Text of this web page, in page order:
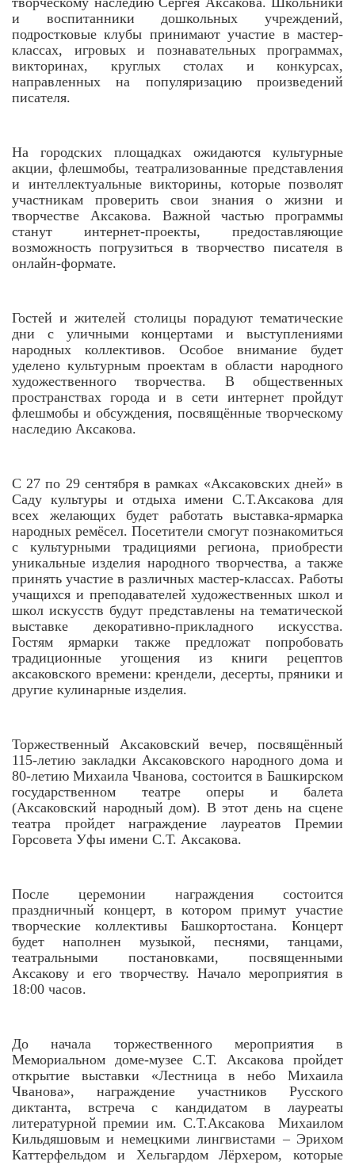
и воспитанники дошкольных учреждений,
подростковые клубы принимают участие в мастер-
классах, игровых и познавательных программах,
викторинах, круглых столах и конкурсах,
направленных на популяризацию произведений
писателя.
На городских площадках ожидаются культурные
акции, флешмобы, театрализованные представления
и интеллектуальные викторины, которые позволят
участникам проверить свои знания о жизни и
творчестве Аксакова. Важной частью программы
станут интернет-проекты, предоставляющие
возможность погрузиться в творчество писателя в
онлайн-формате.
Гостей и жителей столицы порадуют тематические
дни с уличными концертами и выступлениями
народных коллективов. Особое внимание будет
уделено культурным проектам в области народного
художественного творчества. В общественных
пространствах города и в сети интернет пройдут
флешмобы и обсуждения, посвящённые творческому
наследию Аксакова.
С 27 по 29 сентября в рамках «Аксаковских дней» в
Саду культуры и отдыха имени С.Т.Аксакова для
всех желающих будет работать выставка-ярмарка
народных ремёсел. Посетители смогут познакомиться
с культурными традициями региона, приобрести
уникальные изделия народного творчества, а также
принять участие в различных мастер-классах. Работы
учащихся и преподавателей художественных школ и
школ искусств будут представлены на тематической
выставке декоративно-прикладного искусства.
Гостям ярмарки также предложат попробовать
традиционные угощения из книги рецептов
аксаковского времени: крендели, десерты, пряники и
другие кулинарные изделия.
Торжественный Аксаковский вечер, посвящённый
115-летию закладки Аксаковского народного дома и
80-летию Михаила Чванова, состоится в Башкирском
государственном театре оперы и балета
(Аксаковский народный дом). В этот день на сцене
театра пройдет награждение лауреатов Премии
Горсовета Уфы имени С.Т. Аксакова.
После церемонии награждения состоится
праздничный концерт, в котором примут участие
творческие коллективы Башкортостана. Концерт
будет наполнен музыкой, песнями, танцами,
театральными постановками, посвященными
Аксакову и его творчеству. Начало мероприятия в
18:00 часов.
До начала торжественного мероприятия в
Мемориальном доме-музее С.Т. Аксакова пройдет
открытие выставки «Лестница в небо Михаила
Чванова», награждение участников Русского
диктанта, встреча с кандидатом в лауреаты
литературной премии им. С.Т.Аксакова Михаилом
Кильдяшовым и немецкими лингвистами – Эрихом
Каттерфельдом и Хельгардом Лёрхером, которые